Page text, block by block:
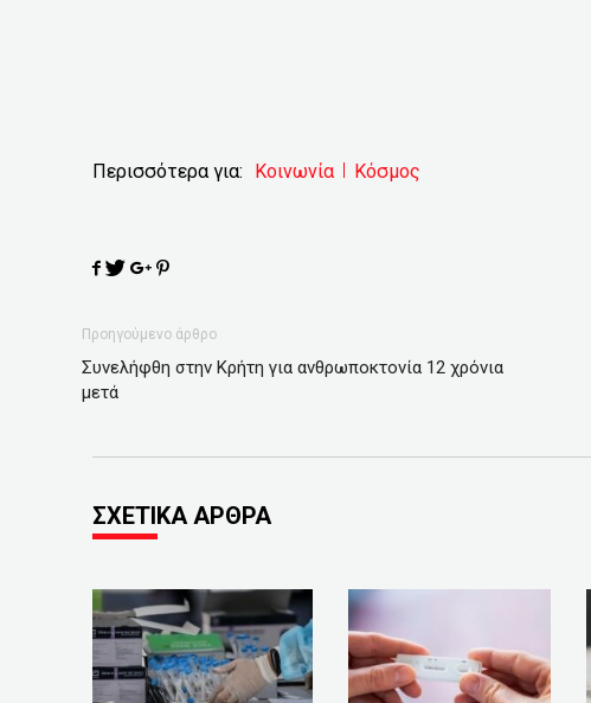
Περισσότερα για: Κοινωνία Κόσμος
Προηγούμενο άρθρο
Συνελήφθη στην Κρήτη για ανθρωποκτονία 12 χρόνια
μετά
ΣΧΕΤΙΚΑ ΑΡΘΡΑ